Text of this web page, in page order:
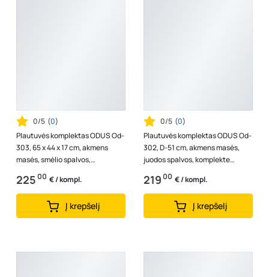
0/5 (0)
Plautuvės komplektas ODUS Od-
303, 65 x 44 x 17 cm, akmens
masės, smėlio spalvos,
komplekte maišytuvas, ventilis,
Lenkija
22500 € / kompl.
Į krepšelį
0/5 (0)
Plautuvės komplektas ODUS Od-
302, D-51 cm, akmens masės,
juodos spalvos, komplekte
maišytuvas, ventilis, Lenkija
21900 € / kompl.
Į krepšelį